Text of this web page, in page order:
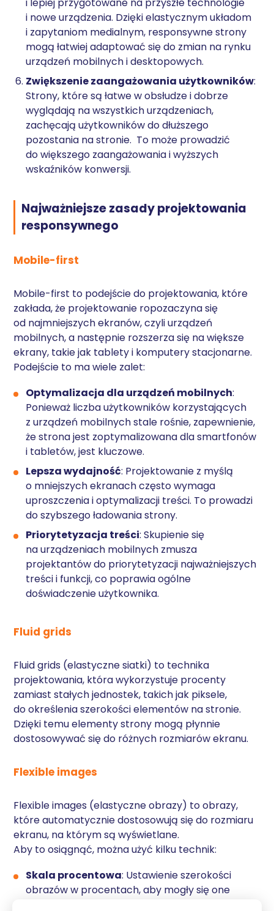
i nowe urządzenia. Dzięki elastycznym układom
i zapytaniom medialnym, responsywne strony
mogą łatwiej adaptować się do zmian na rynku
urządzeń mobilnych i desktopowych.
Zwiększenie zaangażowania użytkowników:
Strony, które są łatwe w obsłudze i dobrze
wyglądają na wszystkich urządzeniach,
zachęcają użytkowników do dłuższego
pozostania na stronie. To może prowadzić
do większego zaangażowania i wyższych
wskaźników konwersji.
Najważniejsze zasady projektowania
responsywnego
Mobile-first
Mobile-first to podejście do projektowania, które
zakłada, że projektowanie ropozaczyna się
od najmniejszych ekranów, czyli urządzeń
mobilnych, a następnie rozszerza się na większe
ekrany, takie jak tablety i komputery stacjonarne.
Podejście to ma wiele zalet:
Optymalizacja dla urządzeń mobilnych:
Ponieważ liczba użytkowników korzystających
z urządzeń mobilnych stale rośnie, zapewnienie,
że strona jest zoptymalizowana dla smartfonów
i tabletów, jest kluczowe.
Lepsza wydajność: Projektowanie z myślą
o mniejszych ekranach często wymaga
uproszczenia i optymalizacji treści. To prowadzi
do szybszego ładowania strony.
Priorytetyzacja treści: Skupienie się
na urządzeniach mobilnych zmusza
projektantów do priorytetyzacji najważniejszych
treści i funkcji, co poprawia ogólne
doświadczenie użytkownika.
Fluid grids
Fluid grids (elastyczne siatki) to technika
projektowania, która wykorzystuje procenty
zamiast stałych jednostek, takich jak piksele,
do określenia szerokości elementów na stronie.
Dzięki temu elementy strony mogą płynnie
dostosowywać się do różnych rozmiarów ekranu.
Flexible images
Flexible images (elastyczne obrazy) to obrazy,
które automatycznie dostosowują się do rozmiaru
ekranu, na którym są wyświetlane.
Aby to osiągnąć, można użyć kilku technik:
Skala procentowa: Ustawienie szerokości
obrazów w procentach, aby mogły się one